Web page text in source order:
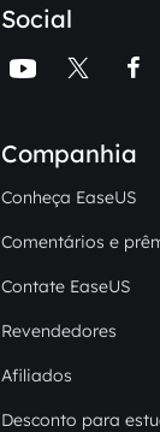
Social
  
Companhia
Conheça EaseUS
Comentários e
Contate EaseUS
Revendedores
Afiliados
Desconto para